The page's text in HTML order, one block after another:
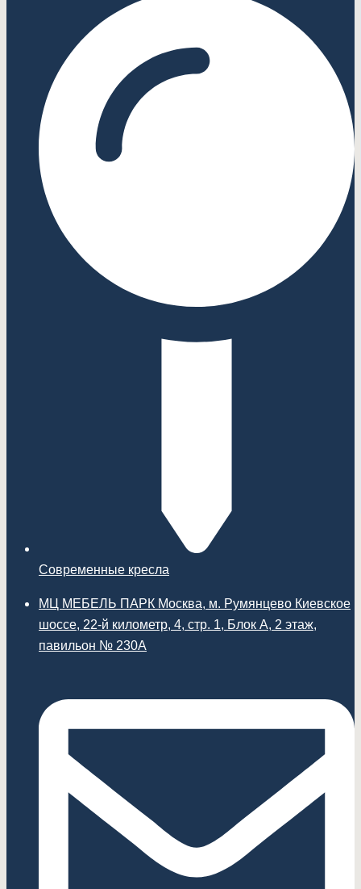
Современные кресла
МЦ МЕБЕЛЬ ПАРК Москва, м. Румянцево Киевское
шоссе, 22-й километр, 4, стр. 1, Блок А, 2 этаж,
павильон № 230А